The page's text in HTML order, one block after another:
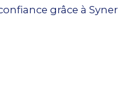
grâce à